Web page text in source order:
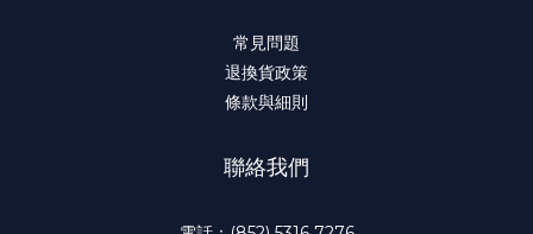
常見問題
退換貨政策
條款與細則
聯絡我們